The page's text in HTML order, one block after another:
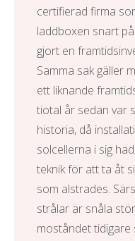
certifierad firma
laddboxen snart
gjort en
Samma sak gäller
ett liknande
tiotal år sedan var
historia, då
solcellerna i sig
teknik för att ta åt
som alstrades.
strålar är snåla
moståndet tidigare